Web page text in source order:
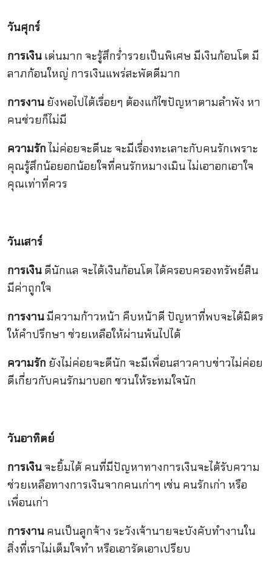
วันศุกร์
การเงิน เด่นมาก จะรู้สึกร่ำรวยเป็นพิเศษ มีเงินก้อนโต มี
ลาภก้อนใหญ่ การเงินแพร่สะพัดดีมาก
การงาน ยังพอไปได้เรื่อยๆ ต้องแก้ไขปัญหาตามลำพัง หา
คนช่วยก็ไม่มี
ความรัก ไม่ค่อยจะดีนะ จะมีเรื่องทะเลาะกับคนรักเพราะ
คุณรู้สึกน้อยอกน้อยใจที่คนรักหมางเมิน ไม่เอาอกเอาใจ
คุณเท่าที่ควร
วันเสาร์
การเงิน ดีนักแล จะได้เงินก้อนโต ได้ครอบครองทรัพย์สิน
มีค่าถูกใจ
การงานมีความก้าวหน้า คืบหน้าดี ปัญหาที่พบจะได้มิตร
ให้คำปรึกษา ช่วยเหลือให้ผ่านพ้นไปได้
ความรัก ยังไม่ค่อยจะดีนัก จะมีเพื่อนสาวคาบข่าวไม่ค่อย
ดีเกี่ยวกับคนรักมาบอก ชวนให้ระทมใจนัก
วันอาทิตย์
การเงินจะยิ้มได้ คนที่มีปัญหาทางการเงินจะได้รับความ
ช่วยเหลือทางการเงินจากคนเก่าๆ เช่น คนรักเก่า หรือ
เพื่อนเก่า
การงาน คนเป็นลูกจ้าง ระวังเจ้านายจะบังคับทำงานใน
สิ่งที่เราไม่เต็มใจทำ หรือเอารัดเอาเปรียบ